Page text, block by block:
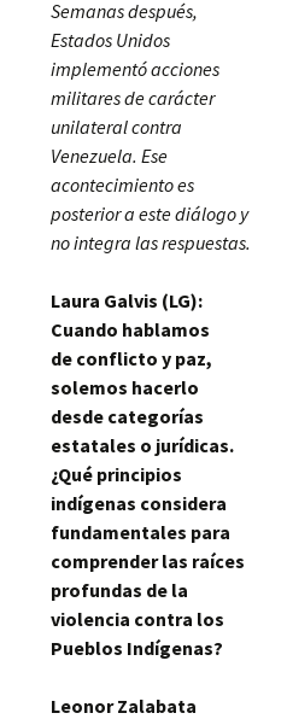
Semanas después,
Estados Unidos
implementó acciones
militares de carácter
unilateral contra
Venezuela. Ese
acontecimiento es
posterior a este diálogo y
no integra las respuestas.
Laura Galvis (LG):
Cuando hablamos
de conflicto y paz,
solemos hacerlo
desde categorías
estatales o jurídicas.
¿Qué principios
indígenas considera
fundamentales para
comprender las raíces
profundas de la
violencia contra los
Pueblos Indígenas?
Leonor Zalabata